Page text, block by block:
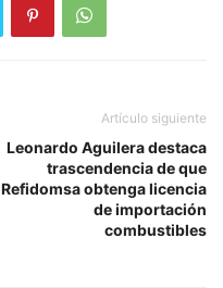
Artículo siguiente
Leonardo Aguilera destaca
trascendencia de que
Refidomsa obtenga licencia
de importación
combustibles